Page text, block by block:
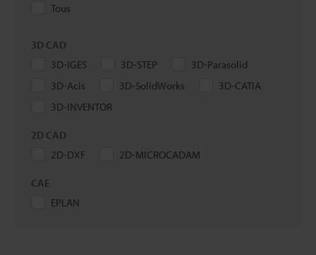
Tous
3D CAD
3D-IGES
3D-STEP
3D-Parasolid
3D-Acis
3D-SolidWorks
3D-CATIA
3D-INVENTOR
2D CAD
2D-DXF
2D-MICROCADAM
CAE
EPLAN